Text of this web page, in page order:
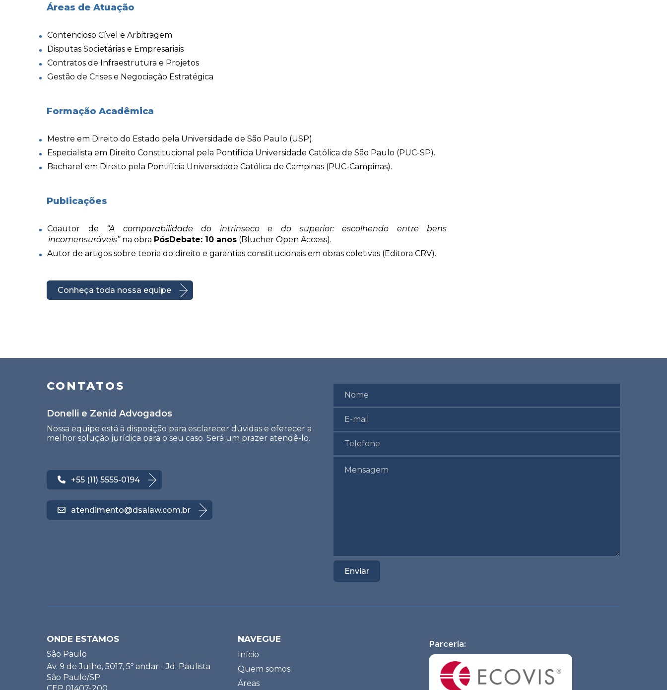
Áreas de Atuação
Contencioso Cível e Arbitragem
Disputas Societárias e Empresariais
Contratos de Infraestrutura e Projetos
Gestão de Crises e Negociação Estratégica
Formação Acadêmica
Mestre em Direito do Estado pela Universidade de São Paulo (USP).
Especialista em Direito Constitucional pela Pontifícia Universidade Católica de São Paulo (PUC-SP).
Bacharel em Direito pela Pontifícia Universidade Católica de Campinas (PUC-Campinas).
Publicações
Coautor de “A comparabilidade do intrínseco e do superior: escolhendo entre bens
incomensuráveis”na obra PósDebate: 10 anos (Blucher Open Access).
Autor de artigos sobre teoria do direito e garantias constitucionais em obras coletivas (Editora CRV).
Conheça toda nossa equipe
CONTATOS
Donelli e Zenid Advogados
Nossa equipe está à disposição para esclarecer dúvidas e oferecer a
melhor solução jurídica para o seu caso. Será um prazer atendê-lo.
+55 (11) 5555-0194
atendimento@dsalaw.com.br
ONDE ESTAMOS
São Paulo
Av. 9 de Julho, 5017, 5º andar - Jd. Paulista
São Paulo/SP
NAVEGUE
Início
Quem somos
Áreas
Parceria: